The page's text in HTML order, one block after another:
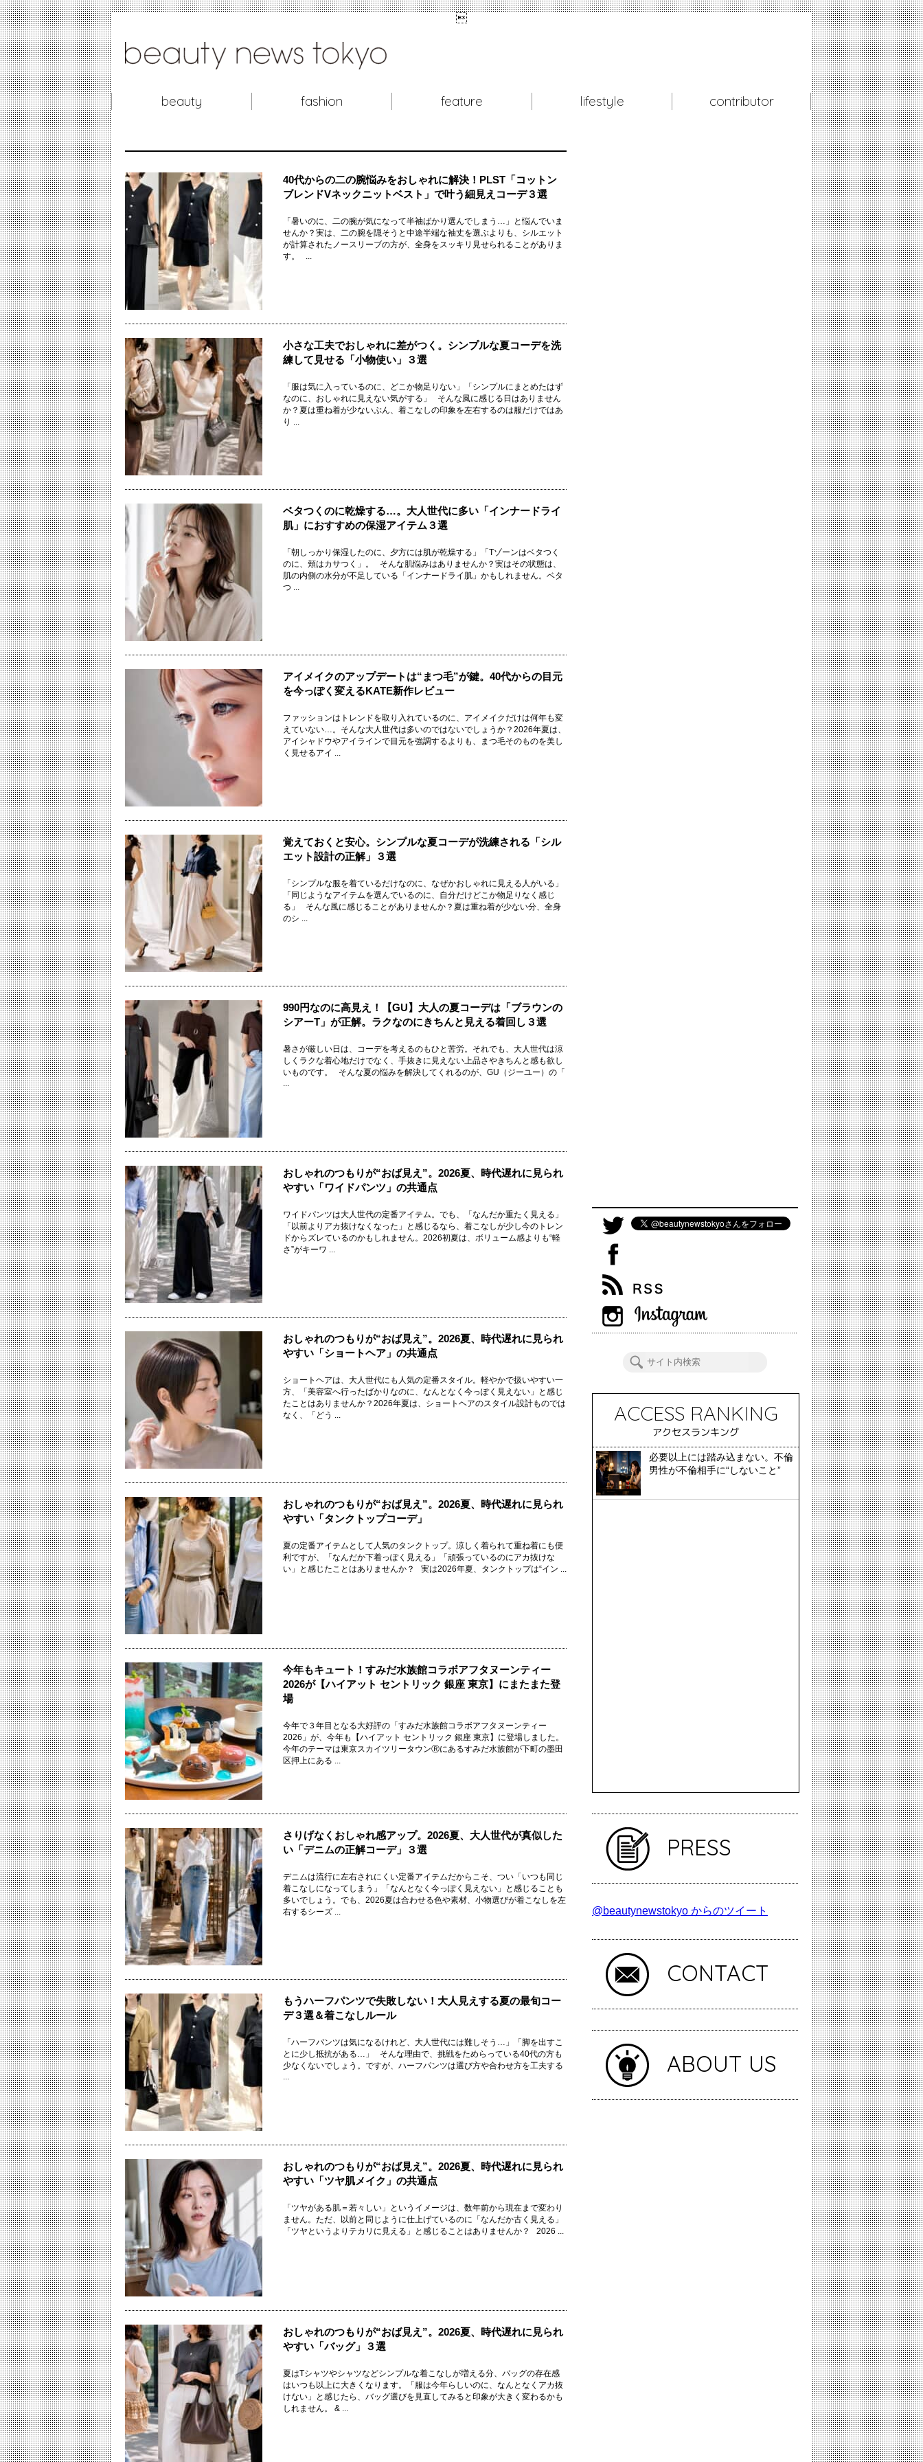

beauty fashion feature lifestyle contributor
40代からの二の腕悩みをおしゃれに解決！PLST「コットン
ブレンドVネックニットベスト」で叶う細見えコーデ３選
「暑いのに、二の腕が気になって半袖ばかり選んでしまう…」と悩んでいま
せんか？実は、二の腕を隠そうと中途半端な袖丈を選ぶよりも、シルエット
が計算されたノースリーブの方が、全身をスッキリ見せられることがありま
す。 ...
小さな工夫でおしゃれに差がつく。シンプルな夏コーデを洗
練して見せる「小物使い」３選
「服は気に入っているのに、どこか物足りない」「シンプルにまとめたはず
なのに、おしゃれに見えない気がする」 そんな風に感じる日はありません
か？夏は重ね着が少ないぶん、着こなしの印象を左右するのは服だけではあ
り ...
ベタつくのに乾燥する…。大人世代に多い「インナードライ
肌」におすすめの保湿アイテム３選
「朝しっかり保湿したのに、夕方には肌が乾燥する」「Tゾーンはベタつく
のに、頬はカサつく」。 そんな肌悩みはありませんか？実はその状態は、
肌の内側の水分が不足している「インナードライ肌」かもしれません。ベタ
つ ...
アイメイクのアップデートは“まつ毛”が鍵。40代からの目元
を今っぽく変えるKATE新作レビュー
ファッションはトレンドを取り入れているのに、アイメイクだけは何年も変
えていない…。そんな大人世代は多いのではないでしょうか？2026年夏は、
アイシャドウやアイラインで目元を強調するよりも、まつ毛そのものを美し
く見せるアイ ...
覚えておくと安心。シンプルな夏コーデが洗練される「シル
エット設計の正解」３選
「シンプルな服を着ているだけなのに、なぜかおしゃれに見える人がいる」
「同じようなアイテムを選んでいるのに、自分だけどこか物足りなく感じ
る」 そんな風に感じることがありませんか？夏は重ね着が少ない分、全身
のシ ...
990円なのに高見え！【GU】大人の夏コーデは「ブラウンの
シアーT」が正解。ラクなのにきちんと見える着回し３選
暑さが厳しい日は、コーデを考えるのもひと苦労。それでも、大人世代は涼
しくラクな着心地だけでなく、手抜きに見えない上品さやきちんと感も欲し
いものです。 そんな夏の悩みを解決してくれるのが、GU（ジーユー）の「
...
おしゃれのつもりが“おば見え”。2026夏、時代遅れに見られ
やすい「ワイドパンツ」の共通点
ワイドパンツは大人世代の定番アイテム。でも、「なんだか重たく見える」
「以前よりアカ抜けなくなった」と感じるなら、着こなしが少し今のトレン
ドからズレているのかもしれません。2026初夏は、ボリューム感よりも“軽
さ”がキーワ ...
おしゃれのつもりが“おば見え”。2026夏、時代遅れに見られ
やすい「ショートヘア」の共通点
ショートヘアは、大人世代にも人気の定番スタイル。軽やかで扱いやすい一
方、「美容室へ行ったばかりなのに、なんとなく今っぽく見えない」と感じ
たことはありませんか？2026年夏は、ショートヘアのスタイル設計ものでは
なく、「どう ...
おしゃれのつもりが“おば見え”。2026夏、時代遅れに見られ
やすい「タンクトップコーデ」
夏の定番アイテムとして人気のタンクトップ。涼しく着られて重ね着にも便
利ですが、「なんだか下着っぽく見える」「頑張っているのにアカ抜けな
い」と感じたことはありませんか？ 実は2026年夏、タンクトップは“イン ...
今年もキュート！すみだ水族館コラボアフタヌーンティー
2026が【ハイアット セントリック 銀座 東京】にまたまた登
場
今年で３年目となる大好評の「すみだ水族館コラボアフタヌーンティー
2026」が、今年も【ハイアット セントリック 銀座 東京】に登場しました。
今年のテーマは東京スカイツリータウンⓇにあるすみだ水族館が下町の墨田
区押上にある ...
さりげなくおしゃれ感アップ。2026夏、大人世代が真似した
い「デニムの正解コーデ」３選
デニムは流行に左右されにくい定番アイテムだからこそ、つい「いつも同じ
着こなしになってしまう」「なんとなく今っぽく見えない」と感じることも
多いでしょう。でも、2026夏は合わせる色や素材、小物選びが着こなしを左
右するシーズ ...
もうハーフパンツで失敗しない！大人見えする夏の最旬コー
デ３選＆着こなしルール
「ハーフパンツは気になるけれど、大人世代には難しそう…」「脚を出すこ
とに少し抵抗がある…」 そんな理由で、挑戦をためらっている40代の方も
少なくないでしょう。ですが、ハーフパンツは選び方や合わせ方を工夫する
...
おしゃれのつもりが“おば見え”。2026夏、時代遅れに見られ
やすい「ツヤ肌メイク」の共通点
「ツヤがある肌＝若々しい」というイメージは、数年前から現在まで変わり
ません。ただ、以前と同じように仕上げているのに「なんだか古く見える」
「ツヤというよりテカリに見える」と感じることはありませんか？ 2026 ...
おしゃれのつもりが“おば見え”。2026夏、時代遅れに見られ
やすい「バッグ」３選
夏はTシャツやシャツなどシンプルな着こなしが増える分、バッグの存在感
はいつも以上に大きくなります。「服は今年らしいのに、なんとなくアカ抜
けない」と感じたら、バッグ選びを見直してみると印象が大きく変わるかも
しれません。 & ...
ACCESS RANKING
アクセスランキング
必要以上には踏み込まない。不倫
男性が不倫相手に“しないこと”
PRESS
@beautynewstokyo からのツイート
CONTACT
ABOUT US